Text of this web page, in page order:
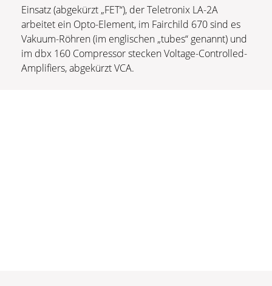
Einsatz (abgekürzt „FET“), der Teletronix LA-2A
arbeitet ein Opto-Element, im Fairchild 670 sind es
Vakuum-Röhren (im englischen „tubes“ genannt) und
im dbx 160 Compressor stecken Voltage-Controlled-
Amplifiers, abgekürzt VCA.